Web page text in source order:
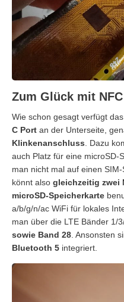
Zum Glück mit NFC
Wie schon gesagt verfügt
C Port an der Unterseite,
Klinkenanschluss . Dazu
auch Platz für eine microSD-
man nicht mal auf einen
könnt also gleichzeitig zwei
microSD-Speicherkarte
a/b/g/n/ac WiFi für lokales
man über die LTE Bänder 1/
sowie Band 28 . Ansonsten
Bluetooth 5 integriert.